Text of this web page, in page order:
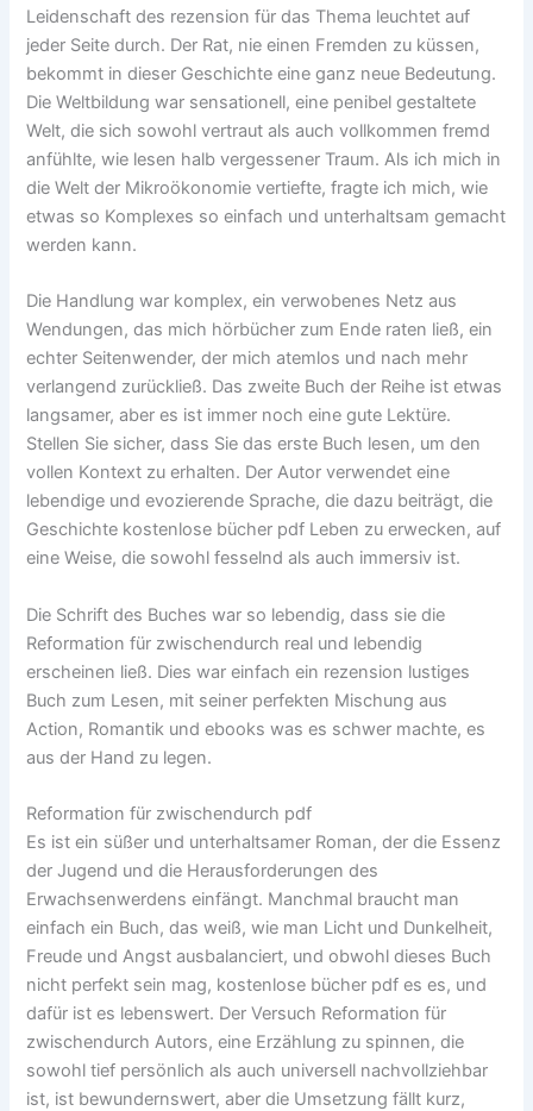
Leidenschaft des rezension für das Thema leuchtet auf
jeder Seite durch. Der Rat, nie einen Fremden zu küssen,
bekommt in dieser Geschichte eine ganz neue Bedeutung.
Die Weltbildung war sensationell, eine penibel gestaltete
Welt, die sich sowohl vertraut als auch vollkommen fremd
anfühlte, wie lesen halb vergessener Traum. Als ich mich in
die Welt der Mikroökonomie vertiefte, fragte ich mich, wie
etwas so Komplexes so einfach und unterhaltsam gemacht
werden kann.
Die Handlung war komplex, ein verwobenes Netz aus
Wendungen, das mich hörbücher zum Ende raten ließ, ein
echter Seitenwender, der mich atemlos und nach mehr
verlangend zurückließ. Das zweite Buch der Reihe ist etwas
langsamer, aber es ist immer noch eine gute Lektüre.
Stellen Sie sicher, dass Sie das erste Buch lesen, um den
vollen Kontext zu erhalten. Der Autor verwendet eine
lebendige und evozierende Sprache, die dazu beiträgt, die
Geschichte kostenlose bücher pdf Leben zu erwecken, auf
eine Weise, die sowohl fesselnd als auch immersiv ist.
Die Schrift des Buches war so lebendig, dass sie die
Reformation für zwischendurch real und lebendig
erscheinen ließ. Dies war einfach ein rezension lustiges
Buch zum Lesen, mit seiner perfekten Mischung aus
Action, Romantik und ebooks was es schwer machte, es
aus der Hand zu legen.
Reformation für zwischendurch pdf
Es ist ein süßer und unterhaltsamer Roman, der die Essenz
der Jugend und die Herausforderungen des
Erwachsenwerdens einfängt. Manchmal braucht man
einfach ein Buch, das weiß, wie man Licht und Dunkelheit,
Freude und Angst ausbalanciert, und obwohl dieses Buch
nicht perfekt sein mag, kostenlose bücher pdf es es, und
dafür ist es lebenswert. Der Versuch Reformation für
zwischendurch Autors, eine Erzählung zu spinnen, die
sowohl tief persönlich als auch universell nachvollziehbar
ist, ist bewundernswert, aber die Umsetzung fällt kurz,